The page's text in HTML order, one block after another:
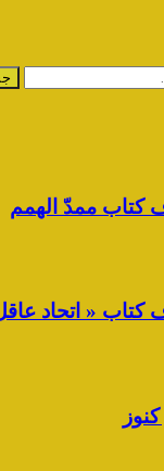
کتاب ممدّ الهمم
کتاب « اتحاد